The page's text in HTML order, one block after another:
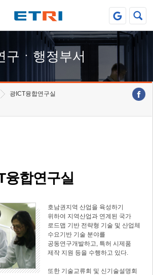
구ㆍ행정부서
광ICT융합연구실
융합연구실
호남권지역 산업을 육성하기
위하여 지역산업과 연계된 국가
로드맵 기반 전략형 기술 및 산업체
수요기반 기술 분야를
공동연구개발하고, 특허 시제품
제작 지원 등을 수행하고 있다.
또한 기술교류회 및 신기술설명회